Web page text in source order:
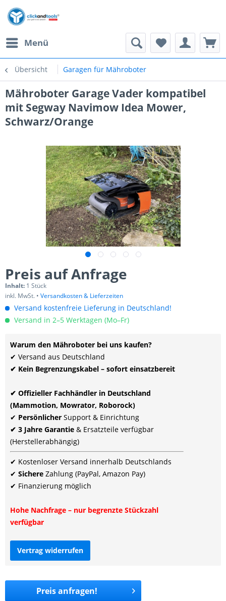
Menü
Übersicht Garagen für Mähroboter
Mähroboter Garage Vader kompatibel
mit Segway Navimow Idea Mower,
Schwarz/Orange
Preis auf Anfrage
Inhalt: 1 Stück
inkl. MwSt. • Versandkosten & Lieferzeiten
Versand kostenfreie Lieferung in Deutschland!
Versand in 2–5 Werktagen (Mo–Fr)
Warum den Mähroboter bei uns kaufen?
✔ Versand aus Deutschland
✔ Kein Begrenzungskabel – sofort einsatzbereit
✔ Offizieller Fachhändler in Deutschland
(Mammotion, Mowrator, Roborock)
✔ Persönlicher Support & Einrichtung
✔ 3 Jahre Garantie & Ersatzteile verfügbar
(Herstellerabhängig)
✔ Kostenloser Versand innerhalb Deutschlands
✔ Sichere Zahlung (PayPal, Amazon Pay)
✔ Finanzierung möglich
Hohe Nachfrage – nur begrenzte Stückzahl
verfügbar
Vertrag widerrufen
Preis anfragen!